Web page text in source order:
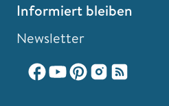
Informiert bleiben
Newsletter